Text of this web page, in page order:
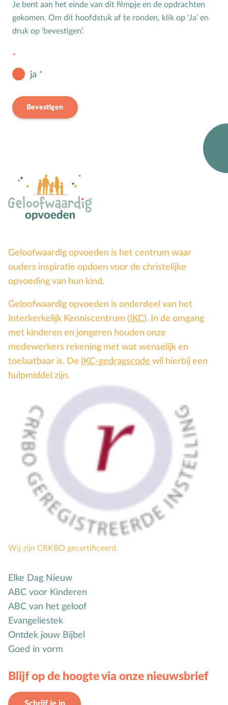
Goede Vrijdag
Groepsdruk
Hervormingsdag
Huwelijk
Internet
Kerstverhalen
Kindermishandeling/-misbruik
Kleuter
Mensbeeld
N
Natuur
O
Opvoedstijl
Oud & Nieuw
Ouderschap
P
Pasen
Pinksteren
Pleeggezin
Probleemgedrag
Puberteit
School
Seksuele opvoeding
Sociaal-emotionele ontwikkeling
Sociale media
Sociale vaardigheden
Spel en speelgoed
Taakverdeling
Talenten
V
Vader-kindrelatie
Vakantie
Verhuizen
Verlies
Voeding
Je bent aan het einde van dit filmpje en de opdrachten
gekomen. Om dit hoofdstuk af te ronden, klik op ‘Ja’ en
druk op ‘bevestigen’.
ja
Bevestigen
Geloofwaardig opvoeden is het centrum waar
ouders inspiratie opdoen voor de christelijke
opvoeding van hun kind.
Geloofwaardig opvoeden is onderdeel van het
Interkerkelijk Kenniscentrum ( IKC). In de omgang
met kinderen en jongeren houden onze
medewerkers rekening met wat wenselijk en
toelaatbaar is. De
IKC-gedragscode wil hierbij een
hulpmiddel zijn.
Wij zijn CRKBO gecertificeerd.
Elke Dag Nieuw
ABC voor Kinderen
ABC van het geloof
Evangeliestek
Ontdek jouw Bijbel
Goed in vorm
Blijf op de hoogte via onze nieuwsbrief